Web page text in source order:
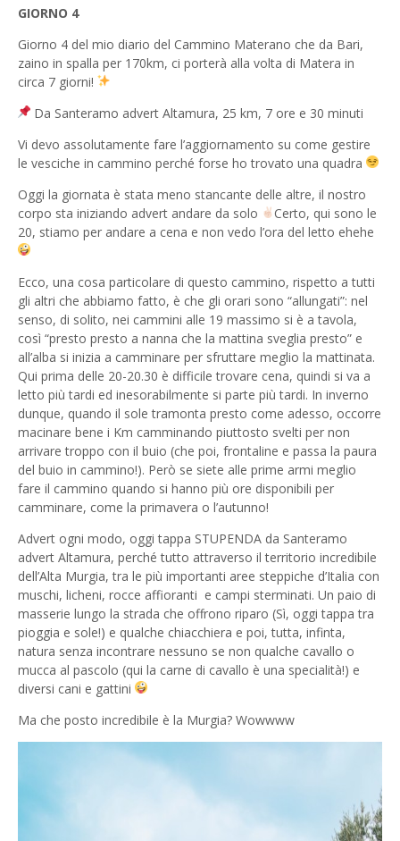
GIORNO 4
Giorno 4 del mio diario del Cammino Materano che da Bari,
zaino in spalla per 170km, ci porterà alla volta di Matera in
circa 7 giorni!
Da Santeramo advert Altamura, 25 km, 7 ore e 30 minuti
Vi devo assolutamente fare l’aggiornamento su come gestire
le vesciche in cammino perché forse ho trovato una quadra
Oggi la giornata è stata meno stancante delle altre, il nostro
corpo sta iniziando advert andare da solo
Certo, qui sono le
20, stiamo per andare a cena e non vedo l’ora del letto ehehe
Ecco, una cosa particolare di questo cammino, rispetto a tutti
gli altri che abbiamo fatto, è che gli orari sono “allungati”: nel
senso, di solito, nei cammini alle 19 massimo si è a tavola,
così “presto presto a nanna che la mattina sveglia presto” e
all’alba si inizia a camminare per sfruttare meglio la mattinata.
Qui prima delle 20-20.30 è difficile trovare cena, quindi si va a
letto più tardi ed inesorabilmente si parte più tardi. In inverno
dunque, quando il sole tramonta presto come adesso, occorre
macinare bene i Km camminando piuttosto svelti per non
arrivare troppo con il buio (che poi, frontaline e passa la paura
del buio in cammino!). Però se siete alle prime armi meglio
fare il cammino quando si hanno più ore disponibili per
camminare, come la primavera o l’autunno!
Advert ogni modo, oggi tappa STUPENDA da Santeramo
advert Altamura, perché tutto attraverso il territorio incredibile
dell’Alta Murgia, tra le più importanti aree steppiche d’Italia con
muschi, licheni, rocce affioranti e campi sterminati. Un paio di
masserie lungo la strada che offrono riparo (Sì, oggi tappa tra
pioggia e sole!) e qualche chiacchiera e poi, tutta, infinta,
natura senza incontrare nessuno se non qualche cavallo o
mucca al pascolo (qui la carne di cavallo è una specialità!) e
diversi cani e gattini
Ma che posto incredibile è la Murgia? Wowwww